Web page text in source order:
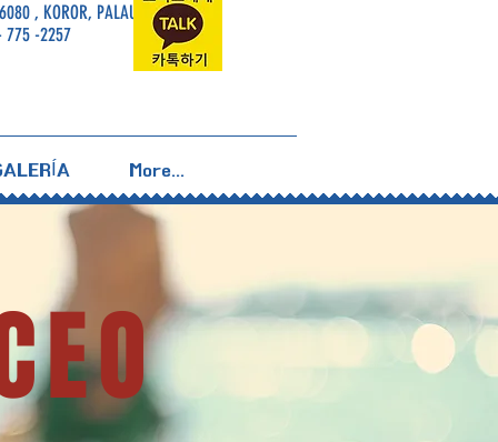
, KOROR, PALAU, 96940
775 -2257
More...